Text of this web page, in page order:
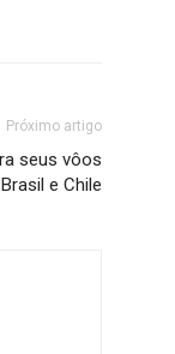
Próximo artigo
seus vôos
e Chile